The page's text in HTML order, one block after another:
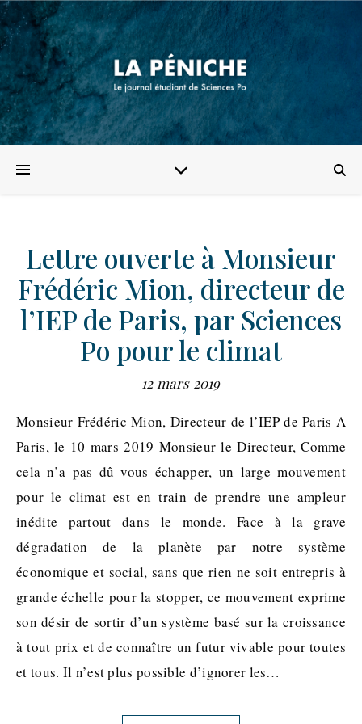
Lettre ouverte à Monsieur
Frédéric Mion, directeur de
l’IEP de Paris, par Sciences
Po pour le climat
12 mars 2019
Monsieur Frédéric Mion, Directeur de l’IEP de Paris A
Paris, le 10 mars 2019 Monsieur le Directeur, Comme
cela n’a pas dû vous échapper, un large mouvement
pour le climat est en train de prendre une ampleur
inédite partout dans le monde. Face à la grave
dégradation de la planète par notre système
économique et social, sans que rien ne soit entrepris à
grande échelle pour la stopper, ce mouvement exprime
son désir de sortir d’un système basé sur la croissance
à tout prix et de connaître un futur vivable pour toutes
et tous. Il n’est plus possible d’ignorer les…